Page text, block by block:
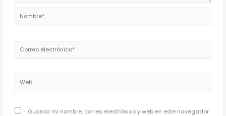
electrónico*
Guarda mi nombre, correo electrónico y web en este navegador